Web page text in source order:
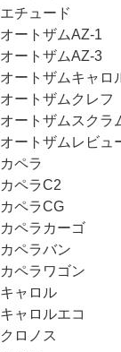
エチュード
オートザムAZ-1
オートザムAZ-3
オートザムキャロ
オートザムクレフ
オートザムスクラ
オートザムレビュ
カペラ
カペラC2
カペラCG
カペラカーゴ
カペラバン
カペラワゴン
キャロル
キャロルエコ
クロノス